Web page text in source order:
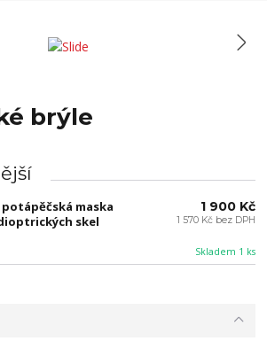
brýle
maska
skel
Skladem 1 ks
1 900 Kč
1 570 Kč bez DPH